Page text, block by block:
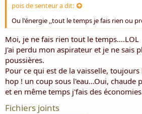
pois de senteur a dit:
Ou l'énergie ,,tout le temps je fais rien ou
Moi, je ne fais rien tout le temps....LOL
J'ai perdu mon aspirateur et je ne sais
poussières.
Pour ce qui est de la vaisselle,
hop ! un coup sous l'eau...Oui, chaude
et en même temps j'fais des
Fichiers joints